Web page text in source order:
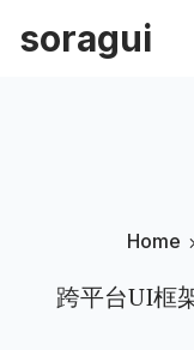
soragui
Home
跨平台UI框